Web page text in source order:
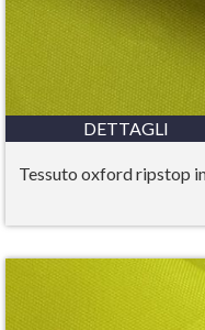
DETTAGLI
Tessuto oxford ripstop